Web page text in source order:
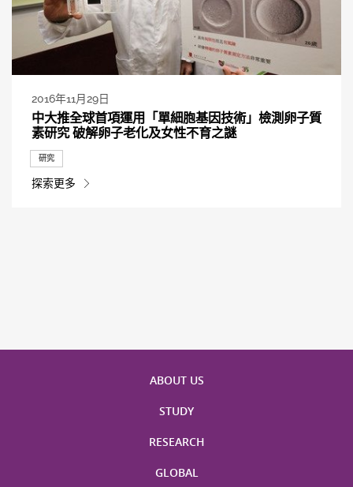
2016年11月29日
中大推全球首項運用「單細胞基因技術」檢測卵子質
素研究 破解卵子老化及女性不育之謎
研究
探索更多
ABOUT US
STUDY
RESEARCH
GLOBAL